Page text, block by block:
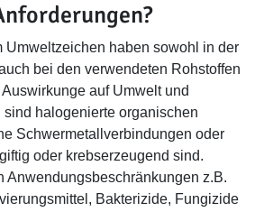
Umweltzeichen haben sowohl in der
bei den verwendeten Rohstoffen
auf Umwelt und
sind halogenierte organischen
Schwermetallverbindungen oder
oder krebserzeugend sind.
Anwendungsbeschränkungen z.B.
Bakterizide, Fungizide